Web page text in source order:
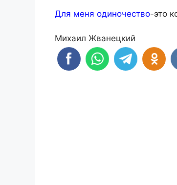
Для меня одиночество-это
Михаил Жванецкий